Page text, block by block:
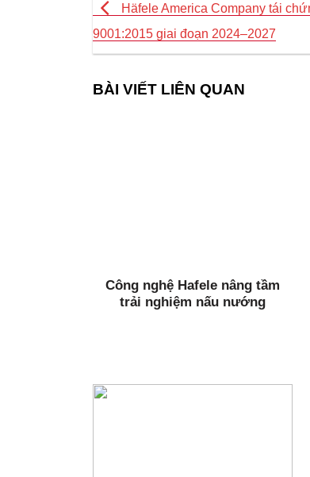
Häfele America Company tái
9001:2015 giai đoạn 2024–2027
BÀI VIẾT LIÊN QUAN
Công nghệ Hafele nâng tầm
trải nghiệm nấu nướng